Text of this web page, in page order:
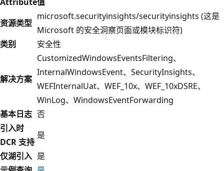
资源类型
microsoft.securityinsights/securityinsights (这是
Microsoft 的安全洞察页面或模块标识符)
类别
安全性
解决方案
CustomizedWindowsEventsFiltering、
InternalWindowsEvent、SecurityInsights、
WEFInternalUat、WEF_10x、WEF_10xDSRE、
WinLog、WindowsEventForwarding
基本日志 否
引入时
DCR 支持
是
仅湖引入 是